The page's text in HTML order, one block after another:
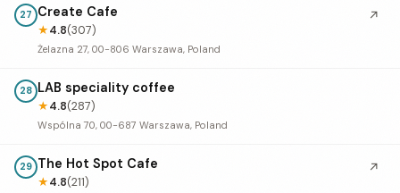
27 Create Cafe
★4.8(307)
Żelazna 27, 00-806 Warszawa, Poland
↗
28 LAB speciality coffee
★4.8(287)
Wspólna 70, 00-687 Warszawa, Poland
29 The Hot Spot Cafe
★4.8(211)
↗